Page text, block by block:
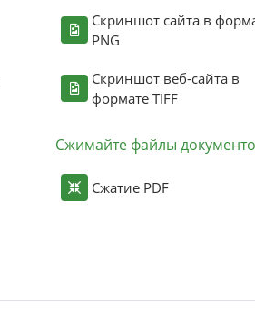
Скриншот сайта в
PNG
Скриншот веб-сайта в
формате TIFF
Сжимайте файлы
Сжатие PDF